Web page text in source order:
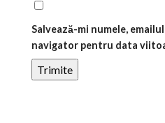
Salvează-mi numele,
navigator pentru data